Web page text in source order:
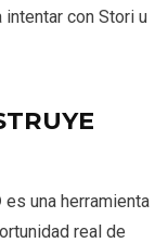
intentar con Stori u
es una herramienta
real de